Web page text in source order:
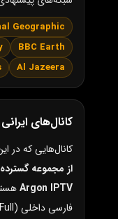
Geographic
BBC Earth
Al Jazeera
کانال‌های
کانال‌هایی که در
از مجموعه
Argon IPTV